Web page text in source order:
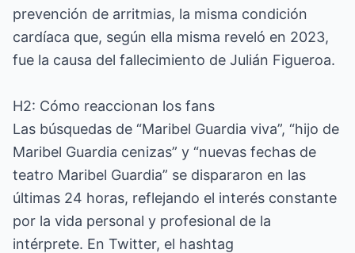
prevención de arritmias, la misma condición
cardíaca que, según ella misma reveló en 2023,
fue la causa del fallecimiento de Julián Figueroa.
H2: Cómo reaccionan los fans
Las búsquedas de “Maribel Guardia viva”, “hijo de
Maribel Guardia cenizas” y “nuevas fechas de
teatro Maribel Guardia” se dispararon en las
últimas 24 horas, reflejando el interés constante
por la vida personal y profesional de la
intérprete. En Twitter, el hashtag